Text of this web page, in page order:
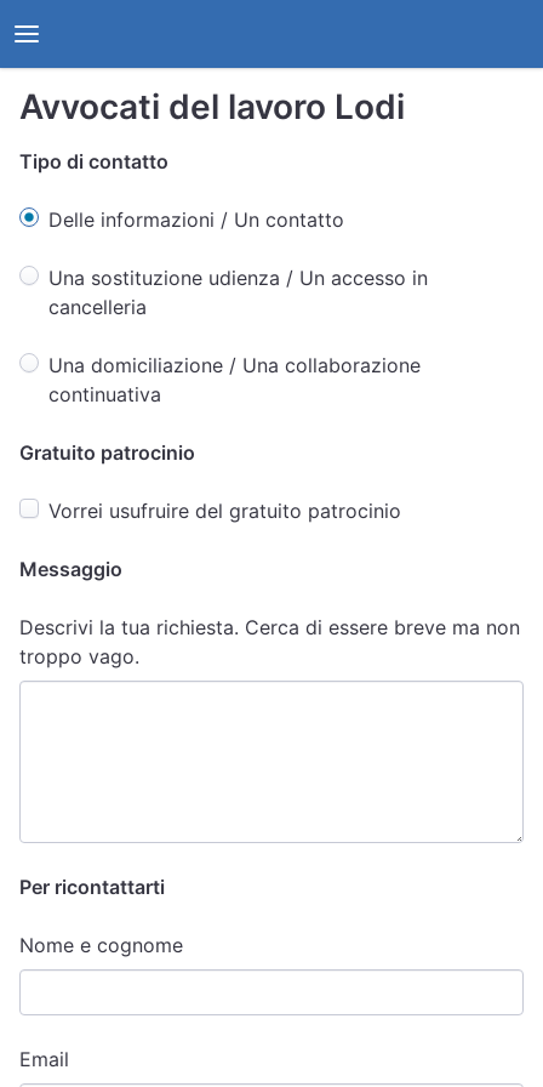
Avvocati del lavoro Lodi
Tipo di contatto
Delle informazioni / Un contatto
Una sostituzione udienza / Un accesso in
cancelleria
Una domiciliazione / Una collaborazione
continuativa
Gratuito patrocinio
Vorrei usufruire del gratuito patrocinio
Messaggio
Descrivi la tua richiesta. Cerca di essere breve ma non
troppo vago.
Per ricontattarti
Nome e cognome
Email